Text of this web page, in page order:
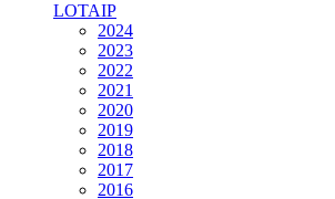
LOTAIP
2024
2023
2022
2021
2020
2019
2018
2017
2016